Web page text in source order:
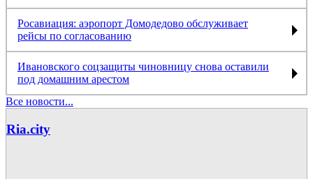
Росавиация: аэропорт Домодедово обслуживает
рейсы по согласованию
Ивановского соцзащиты чиновницу снова оставили
под домашним арестом
Все новости...
Ria.city